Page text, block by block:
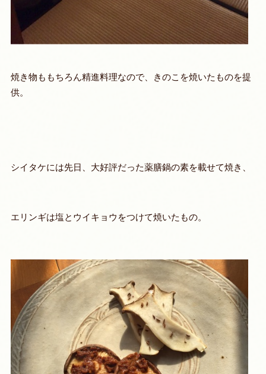
焼き物ももちろん精進料理なので、きのこを焼いたものを提
供。
シイタケには先日、大好評だった薬膳鍋の素を載せて焼き、
エリンギは塩とウイキョウをつけて焼いたもの。